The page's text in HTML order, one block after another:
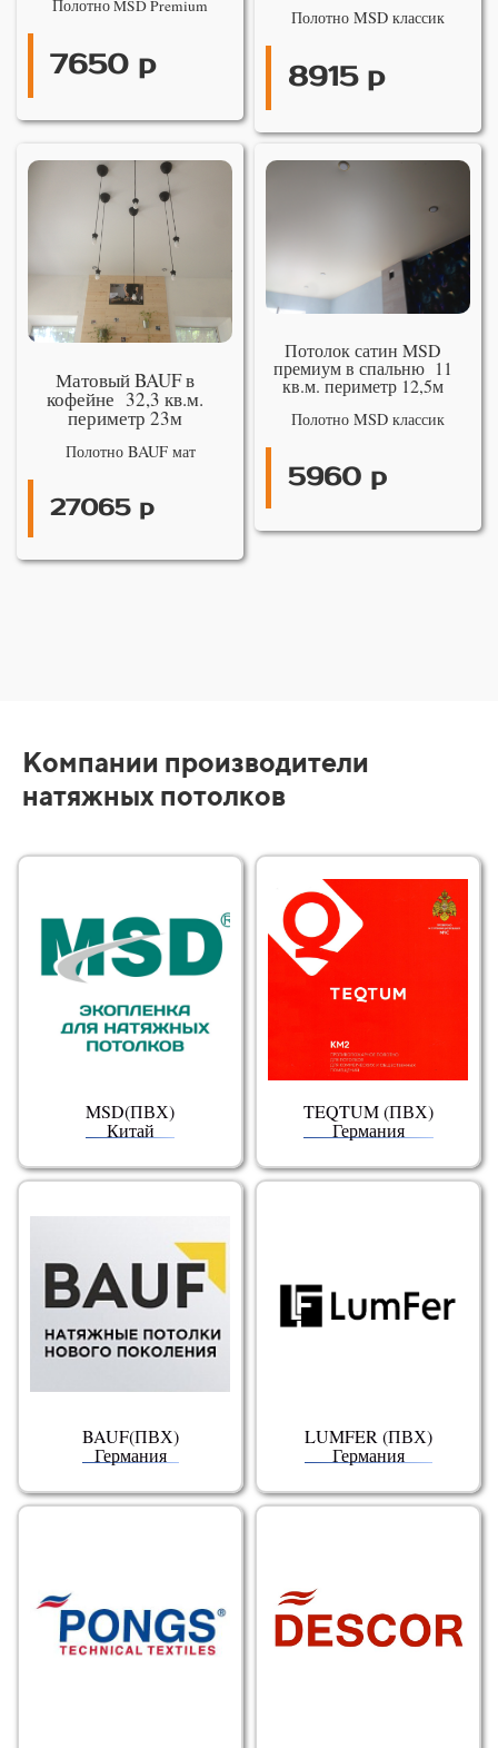
Полотно MSD Premium
7650 р
Полотно MSD классик
8915 р
Матовый BAUF в
кофейне 32,3 кв.м.
периметр 23м
Полотно BAUF мат
27065 р
Потолок сатин MSD
премиум в спальню 11
кв.м. периметр 12,5м
Полотно MSD классик
5960 р
Компании производители
натяжных потолков
MSD(ПВХ)
Китай
TEQTUM (ПВХ)
Германия
BAUF(ПВХ)
Германия
LUMFER (ПВХ)
Германия